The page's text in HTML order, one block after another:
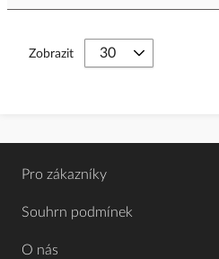
Zobrazit
Pro zákazníky
Souhrn podmínek
O nás